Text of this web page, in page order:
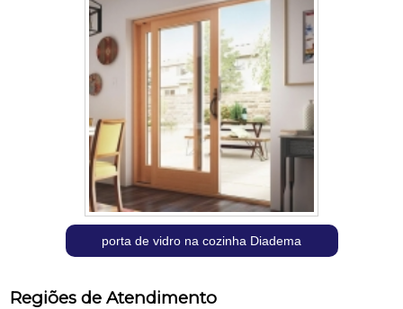
porta de vidro na cozinha Diadema
Regiões de Atendimento